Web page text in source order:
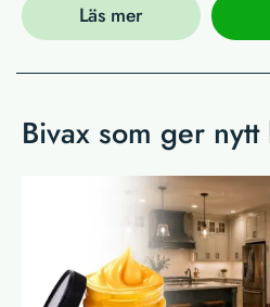
Läs mer
Bivax som ger